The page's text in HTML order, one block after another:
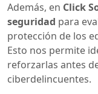
Además, en Click
seguridad para
protección de los
Esto nos permite
reforzarlas antes
ciberdelincuentes.